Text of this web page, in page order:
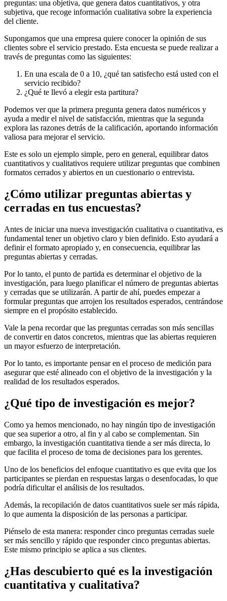
preguntas: una objetiva, que genera datos cuantitativos, y otra
subjetiva, que recoge información cualitativa sobre la experiencia
del cliente.
Supongamos que una empresa quiere conocer la opinión de sus
clientes sobre el servicio prestado. Esta encuesta se puede realizar a
través de preguntas como las siguientes:
En una escala de 0 a 10, ¿qué tan satisfecho está usted con el
servicio recibido?
¿Qué te llevó a elegir esta partitura?
Podemos ver que la primera pregunta genera datos numéricos y
ayuda a medir el nivel de satisfacción, mientras que la segunda
explora las razones detrás de la calificación, aportando información
valiosa para mejorar el servicio.
Este es solo un ejemplo simple, pero en general, equilibrar datos
cuantitativos y cualitativos requiere utilizar preguntas que combinen
formatos cerrados y abiertos en un cuestionario o entrevista.
¿Cómo utilizar preguntas abiertas y
cerradas en tus encuestas?
Antes de iniciar una nueva investigación cualitativa o cuantitativa, es
fundamental tener un objetivo claro y bien definido. Esto ayudará a
definir el formato apropiado y, en consecuencia, equilibrar las
preguntas abiertas y cerradas.
Por lo tanto, el punto de partida es determinar el objetivo de la
investigación, para luego planificar el número de preguntas abiertas
y cerradas que se utilizarán. A partir de ahí, puedes empezar a
formular preguntas que arrojen los resultados esperados, centrándose
siempre en el propósito establecido.
Vale la pena recordar que las preguntas cerradas son más sencillas
de convertir en datos concretos, mientras que las abiertas requieren
un mayor esfuerzo de interpretación.
Por lo tanto, es importante pensar en el proceso de medición para
asegurar que esté alineado con el objetivo de la investigación y la
realidad de los resultados esperados.
¿Qué tipo de investigación es mejor?
Como ya hemos mencionado, no hay ningún tipo de investigación
que sea superior a otro, al fin y al cabo se complementan. Sin
embargo, la investigación cuantitativa tiende a ser más directa, lo
que facilita el proceso de toma de decisiones para los gerentes.
Uno de los beneficios del enfoque cuantitativo es que evita que los
participantes se pierdan en respuestas largas o desenfocadas, lo que
podría dificultar el análisis de los resultados.
Además, la recopilación de datos cuantitativos suele ser más rápida,
lo que aumenta la disposición de las personas a participar.
Piénselo de esta manera: responder cinco preguntas cerradas suele
ser más sencillo y rápido que responder cinco preguntas abiertas.
Este mismo principio se aplica a sus clientes.
¿Has descubierto qué es la investigación
cuantitativa y cualitativa?